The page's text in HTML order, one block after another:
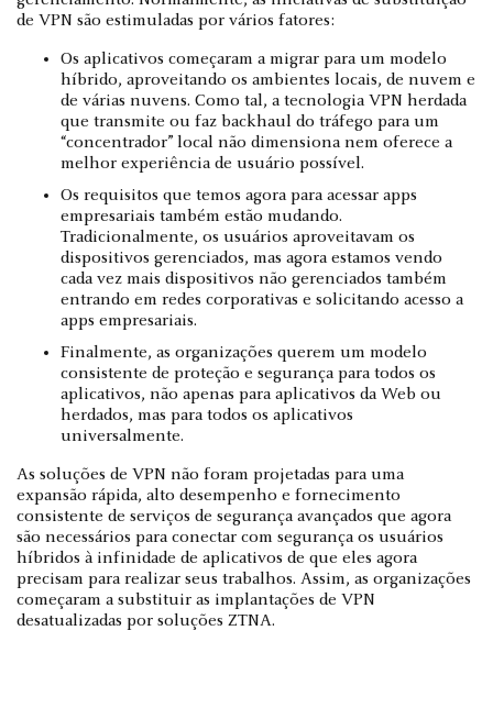
de VPN são estimuladas por vários fatores:
Os aplicativos começaram a migrar para um modelo
híbrido, aproveitando os ambientes locais, de nuvem e
de várias nuvens. Como tal, a tecnologia VPN herdada
que transmite ou faz backhaul do tráfego para um
“concentrador” local não dimensiona nem oferece a
melhor experiência de usuário possível.
Os requisitos que temos agora para acessar apps
empresariais também estão mudando.
Tradicionalmente, os usuários aproveitavam os
dispositivos gerenciados, mas agora estamos vendo
cada vez mais dispositivos não gerenciados também
entrando em redes corporativas e solicitando acesso a
apps empresariais.
Finalmente, as organizações querem um modelo
consistente de proteção e segurança para todos os
aplicativos, não apenas para aplicativos da Web ou
herdados, mas para todos os aplicativos
universalmente.
As soluções de VPN não foram projetadas para uma
expansão rápida, alto desempenho e fornecimento
consistente de serviços de segurança avançados que agora
são necessários para conectar com segurança os usuários
híbridos à infinidade de aplicativos de que eles agora
precisam para realizar seus trabalhos. Assim, as organizações
começaram a substituir as implantações de VPN
desatualizadas por soluções ZTNA.